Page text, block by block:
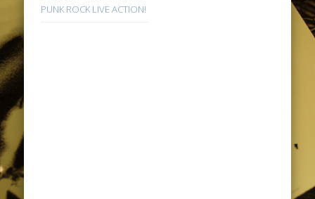
PUNK ROCK LIVE ACTION!